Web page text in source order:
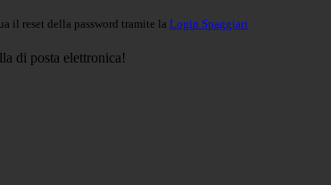
il reset della password tramite la Login Spaggiari
di posta elettronica!